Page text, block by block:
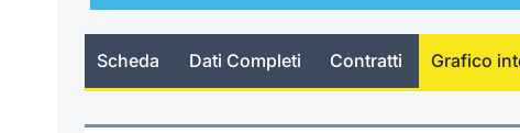
Scheda Dati Completi Contratti Grafico